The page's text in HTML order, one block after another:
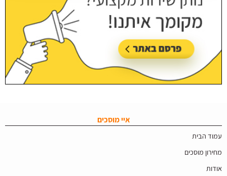
איי מוסכים
עמוד הבית
מחירון מוסכים
אודות